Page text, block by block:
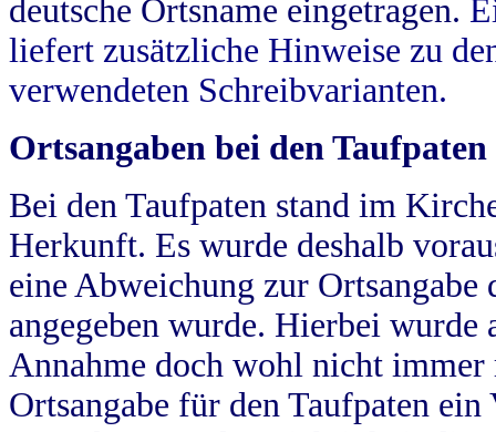
deutsche Ortsname eingetragen.
liefert zusätzliche Hinweise zu
verwendeten Schreibvarianten.
Ortsangaben bei den Taufpaten
Bei den Taufpaten stand im
Herkunft. Es wurde deshalb
eine Abweichung zur
angegeben wurde. Hierbei wurde
Annahme doch wohl nicht
Ortsangabe für den Taufpaten